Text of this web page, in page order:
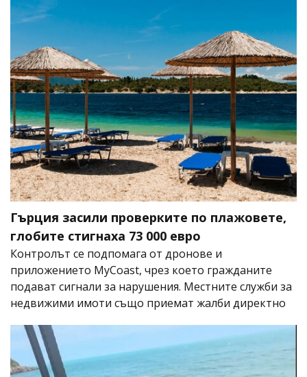
Гърция засили проверките по плажовете,
глобите стигнаха 73 000 евро
Контролът се подпомага от дронове и
приложението MyCoast, чрез което гражданите
подават сигнали за нарушения. Местните служби за
недвижими имоти също приемат жалби директно